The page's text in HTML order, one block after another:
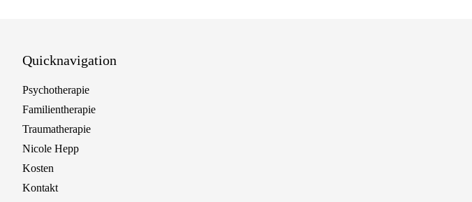
Quicknavigation
Psychotherapie
Familientherapie
Traumatherapie
Nicole Hepp
Kosten
Kontakt